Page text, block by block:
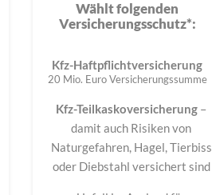
Wählt folgenden
Versicherungsschutz*:
Kfz-Haftpflichtversicherung
20 Mio. Euro Versicherungssumme
Kfz-Teilkaskoversicherung –
damit auch Risiken von
Naturgefahren, Hagel, Tierbiss
oder Diebstahl versichert sind